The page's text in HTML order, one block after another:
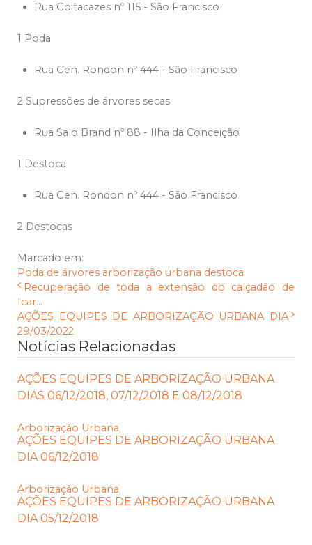
Rua Goitacazes nº 115 - São Francisco
1 Poda
Rua Gen. Rondon nº 444 - São Francisco
2 Supressões de árvores secas
Rua Salo Brand nº 88 - Ilha da Conceição
1 Destoca
Rua Gen. Rondon nº 444 - São Francisco
2 Destocas
Marcado em:
Poda de árvores arborização urbana destoca
Recuperação de toda a extensão do calçadão de
Icar...
AÇÕES EQUIPES DE ARBORIZAÇÃO URBANA DIA
29/03/2022
Notícias Relacionadas
AÇÕES EQUIPES DE ARBORIZAÇÃO URBANA
DIAS 06/12/2018, 07/12/2018 E 08/12/2018
Arborização Urbana
AÇÕES EQUIPES DE ARBORIZAÇÃO URBANA
DIA 06/12/2018
Arborização Urbana
AÇÕES EQUIPES DE ARBORIZAÇÃO URBANA
DIA 05/12/2018